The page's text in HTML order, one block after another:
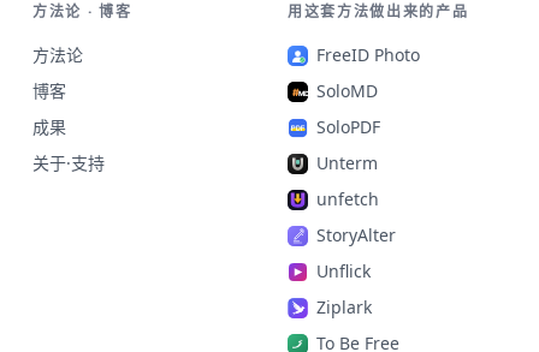
方法论 · 博客
方法论
博客
成果
关于·支持
用这套方法做出来的产品
FreeID Photo
SoloMD
SoloPDF
Unterm
unfetch
StoryAlter
Unflick
Ziplark
To Be Free